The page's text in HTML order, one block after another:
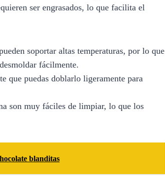
ser engrasados, lo que facilita el
soportar altas temperaturas, por lo que
fácilmente.
que puedas doblarlo ligeramente para
son muy fáciles de limpiar, lo que los
blanditas